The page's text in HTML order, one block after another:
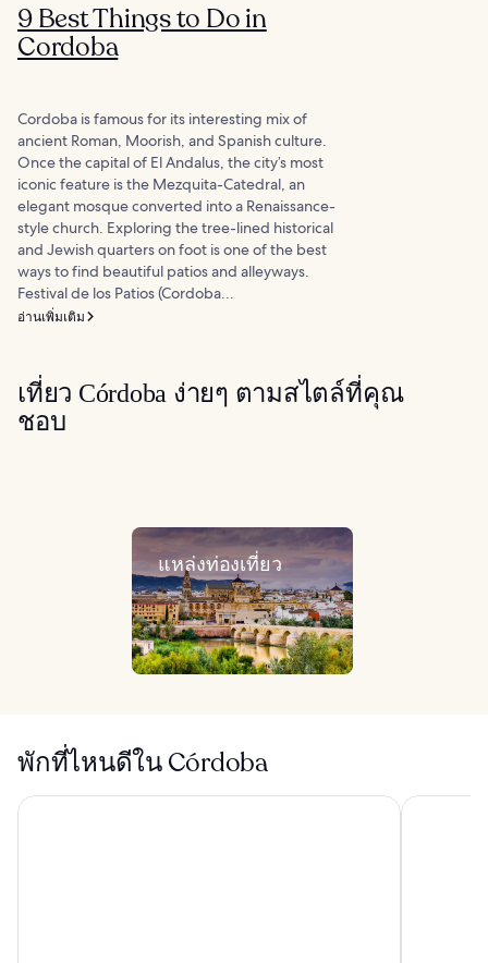
9 Best Things to Do in
Cordoba
Cordoba is famous for its interesting mix of
ancient Roman, Moorish, and Spanish culture.
Once the capital of El Andalus, the city’s most
iconic feature is the Mezquita-Catedral, an
elegant mosque converted into a Renaissance-
style church. Exploring the tree-lined historical
and Jewish quarters on foot is one of the best
ways to find beautiful patios and alleyways.
Festival de los Patios (Cordoba...
อ่านเพิ่มเติม
เที่ยว Córdoba ง่ายๆ ตามสไตล์ที่คุณ
ชอบ
แหล่งท่องเที่ยว
พักที่ไหนดีใน Córdoba
โรงแรม เมซกีตา เซ็นเตอร์ เอ็นเอช ค